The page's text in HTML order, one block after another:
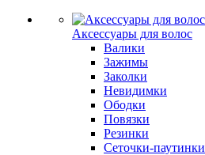
Аксессуары для волос
Валики
Зажимы
Заколки
Невидимки
Ободки
Повязки
Резинки
Сеточки-паутинки